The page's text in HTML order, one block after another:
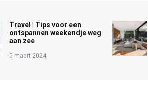
Travel | Tips voor een
ontspannen weekendje weg
aan zee
5 maart 2024